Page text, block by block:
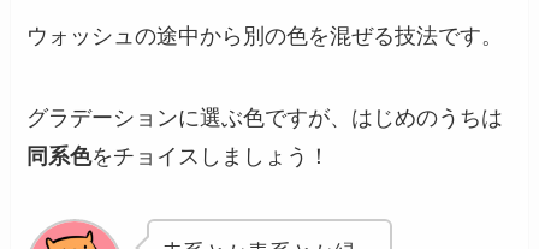
ウォッシュの途中から別の色を混ぜる技法です。
グラデーションに選ぶ色ですが、はじめのうちは
同系色をチョイスしましょう！